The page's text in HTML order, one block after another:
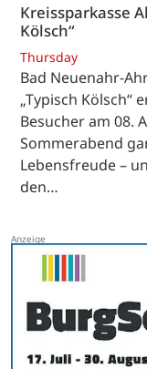
Kreissparkasse
Kölsch“
Thursday
Bad Neuenahr-
„Typisch Kölsch“
Besucher am 08.
Sommerabend
Lebensfreude –
den…